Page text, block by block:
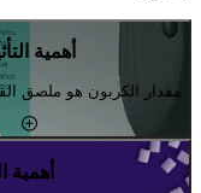
أهمية
مقدار الكربون هو ملصق
أهمية